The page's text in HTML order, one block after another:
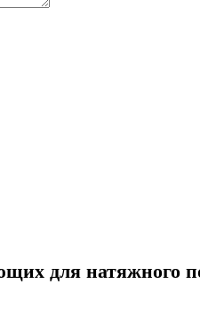
для натяжного